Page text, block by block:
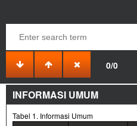
0/0
PAKET
J04736
INFORMASI UMUM
Tabel 1. Informasi Umum